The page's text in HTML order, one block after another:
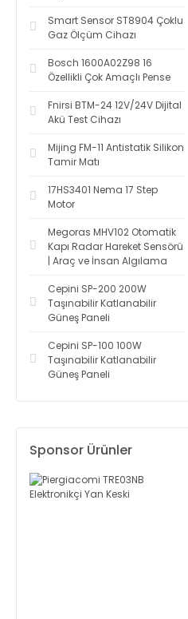
Smart Sensor ST8904 Çoklu
Gaz Ölçüm Cihazı
Bosch 1600A02Z98 16
Özellikli Çok Amaçlı Pense
Fnirsi BTM-24 12V/24V Dijital
Akü Test Cihazı
Mijing FM-11 Antistatik Silikon
Tamir Matı
17HS3401 Nema 17 Step
Motor
Megoras MHV102 Otomatik
Kapı Radar Hareket Sensörü
| Araç ve İnsan Algılama
Cepini SP-200 200W
Taşınabilir Katlanabilir
Güneş Paneli
Cepini SP-100 100W
Taşınabilir Katlanabilir
Güneş Paneli
Sponsor Ürünler